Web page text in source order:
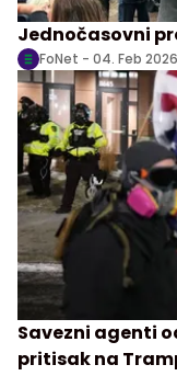
Jednočasovni
FoNet - 04. Feb
Savezni agenti
pritisak na